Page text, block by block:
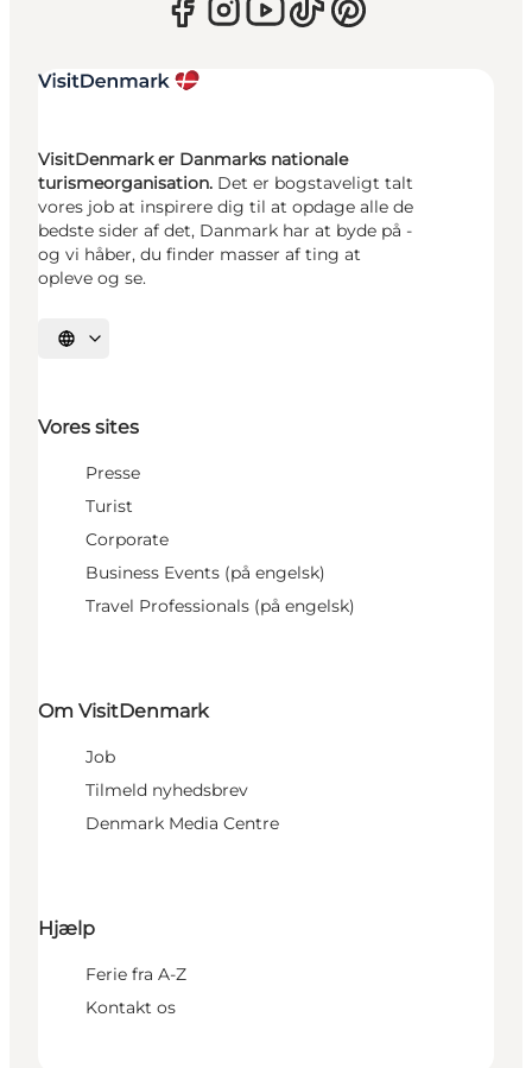
VisitDenmark er Danmarks nationale
turismeorganisation. Det er bogstaveligt talt
vores job at inspirere dig til at opdage alle de
bedste sider af det, Danmark har at byde på -
og vi håber, du finder masser af ting at
opleve og se.
Vælg sprog
Vores sites
Presse
Turist
Corporate
Business Events (på engelsk)
Travel Professionals (på engelsk)
Om VisitDenmark
Job
Tilmeld nyhedsbrev
Denmark Media Centre
Hjælp
Ferie fra A-Z
Kontakt os